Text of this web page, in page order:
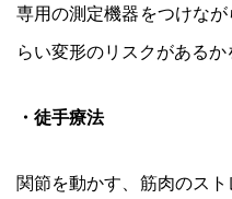
専用の測定機器をつけな
らい変形のリスクがあるか
・徒手療法
関節を動かす、筋肉のス